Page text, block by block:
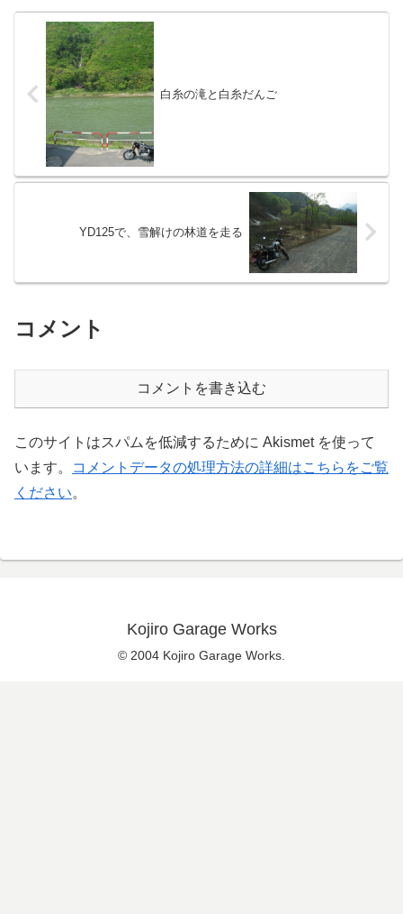
白糸の滝と白糸だんご
YD125で、雪解けの林道を走る
コメント
コメントを書き込む
このサイトはスパムを低減するために Akismet を使って
います。
コメントデータの処理方法の詳細はこちらをご覧
ください。
Kojiro Garage Works
© 2004 Kojiro Garage Works.